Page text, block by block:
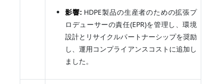
影響: HDPE製品の生産者のための拡張プ
ロデューサーの責任(EPR)を管理し、環境
設計とリサイクルパートナーシップを奨励
し、運用コンプライアンスコストに追加し
ました。